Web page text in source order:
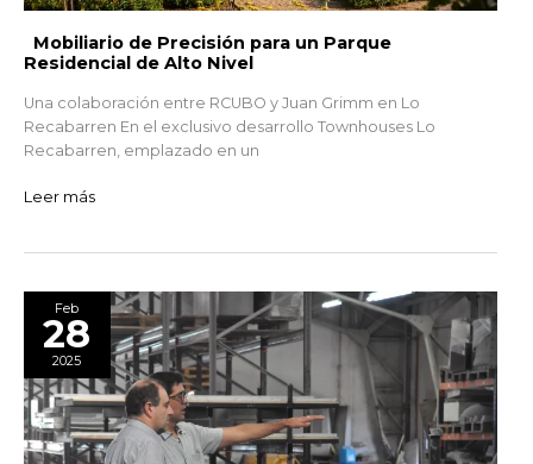
Mobiliario de Precisión para un Parque
Residencial de Alto Nivel
Una colaboración entre RCUBO y Juan Grimm en Lo
Recabarren En el exclusivo desarrollo Townhouses Lo
Recabarren, emplazado en un
Nivel
Leer más
Feb
28
2025
Planta
RCUBO:
de
Nuestra
Producción